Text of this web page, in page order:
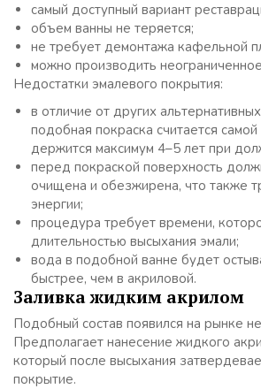
самый доступный вариант
объем ванны не теряется;
не требует демонтажа кафельной
можно производить
Недостатки эмалевого покрытия:
в отличие от других
подобная покраска считается
держится максимум 4–5 лет при
перед покраской поверхность
очищена и обезжирена, что также
энергии;
процедура требует времени,
длительностью высыхания эмали;
вода в подобной ванне будет
быстрее, чем в акриловой.
Заливка жидким акрилом
Подобный состав появился на рынке
Предполагает нанесение жидкого
который после высыхания
покрытие.